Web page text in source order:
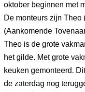
oktober beginnen met
De monteurs zijn Theo
(Aankomende
Theo is de grote
het gilde. Met grote
keuken gemonteerd.
de zaterdag nog